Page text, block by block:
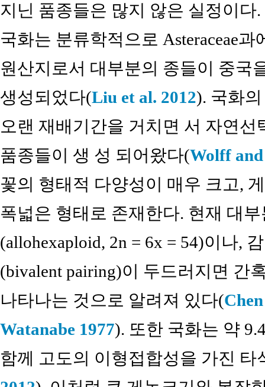
지닌 품종들은 많지 않은 실정이다.
국화는 분류학적으로 Asteraceae
원산지로서 대부분의 종들이 중국
생성되었다(Liu et al. 2012). 국화
오랜 재배기간을 거치면 서 자연
품종들이 생 성 되어왔다(Wolff
꽃의 형태적 다양성이 매우 크고,
폭넓은 형태로 존재한다. 현재 대
(allohexaploid, 2n = 6x = 54)이나,
(bivalent pairing)이 두드러지면 간
나타나는 것으로 알려져 있다(
Watanabe 1977). 또한 국화는 약
함께 고도의 이형접합성을 가진 타